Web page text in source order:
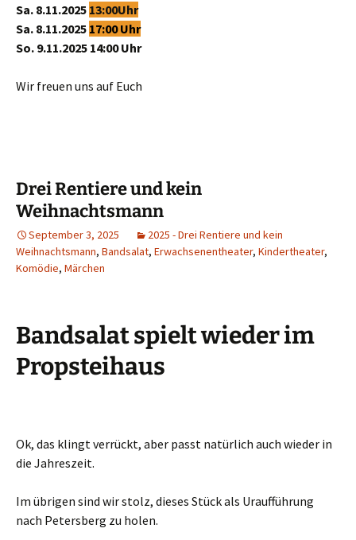
Sa. 8.11.2025 13:00Uhr
Sa. 8.11.2025 17:00 Uhr
So. 9.11.2025 14:00 Uhr
Wir freuen uns auf Euch
Drei Rentiere und kein
Weihnachtsmann
September 3, 2025
2025 - Drei Rentiere und kein
Weihnachtsmann, Bandsalat, Erwachsenentheater, Kindertheater,
Komödie, Märchen
Bandsalat spielt wieder im
Propsteihaus
Ok, das klingt verrückt, aber passt natürlich auch wieder in
die Jahreszeit.
Im übrigen sind wir stolz, dieses Stück als Uraufführung
nach Petersberg zu holen.